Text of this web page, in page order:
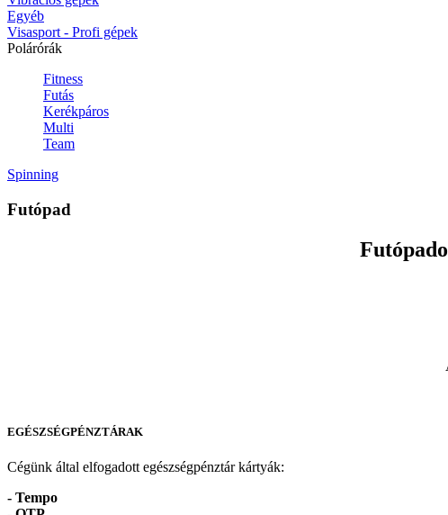
Egyéb
Visasport - Profi gépek
Polárórák
Fitness
Futás
Kerékpáros
Multi
Team
Spinning
Futópad
EGÉSZSÉGPÉNZTÁRAK
Cégünk által elfogadott egészségpénztár kártyák:
- Tempo